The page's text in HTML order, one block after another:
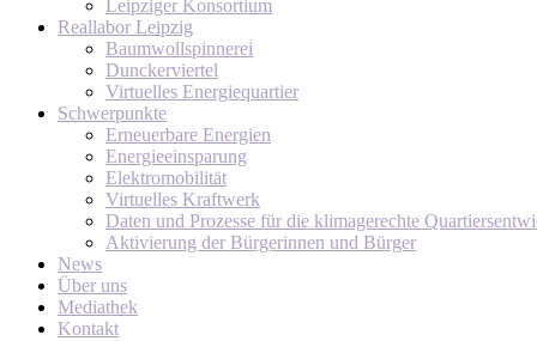
Leipziger Konsortium
Reallabor Leipzig
Baumwollspinnerei
Dunckerviertel
Virtuelles Energiequartier
Schwerpunkte
Erneuerbare Energien
Energieeinsparung
Elektromobilität
Virtuelles Kraftwerk
Daten und Prozesse für die klimagerechte
Aktivierung der Bürgerinnen und Bürger
News
Über uns
Mediathek
Kontakt